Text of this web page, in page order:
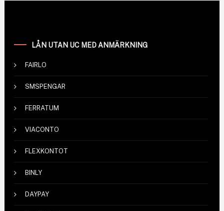
LÅN UTAN UC MED ANMÄRKNING
FAIRLO
SMSPENGAR
FERRATUM
VIACONTO
FLEXKONTOT
BINLY
DAYPAY